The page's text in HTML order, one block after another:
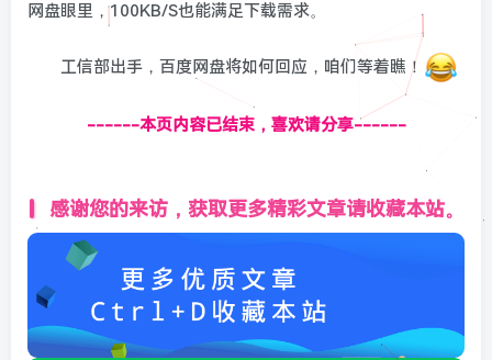
网盘眼里，100KB/S也能满足下载需求。
工信部出手，百度网盘将如何回应，咱们等着瞧！
------本页内容已结束，喜欢请分享------
感谢您的来访，获取更多精彩文章请收藏本站。